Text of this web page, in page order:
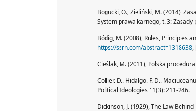
Bogucki, O., Zieliński, M. (2014),
System prawa karnego, t. 3: Zasady
Bódig, M. (2008), Rules, Principles
https://ssrn.com/abstract=1318638,
Cieślak, M. (2011), Polska
Collier, D., Hidalgo, F. D.,
Political Ideologies 11(3): 211-246.
Dickinson, J. (1929), The Law